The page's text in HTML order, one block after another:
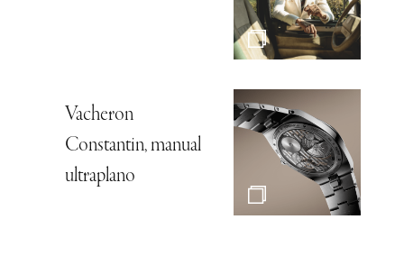
Vacheron
Constantin, manual
ultraplano